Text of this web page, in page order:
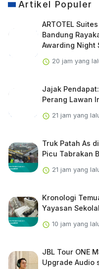
Artikel Populer
ARTOTEL
Bandung
Awarding Night
20 jam yang
Jajak
Perang Lawan
21 jam yang
Truk Patah As
Picu Tabrakan
21 jam yang
Kronologi
Yayasan
10 jam yang
JBL Tour ONE
Upgrade Audio